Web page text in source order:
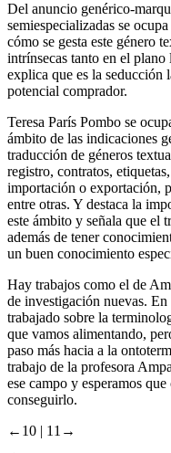
Del anuncio genérico-
semiespecializadas se
cómo se gesta este género
intrínsecas tanto en el
explica que es la seducción
potencial comprador.
Teresa París Pombo se
ámbito de las indicaciones
traducción de géneros
registro, contratos,
importación o exportación,
entre otras. Y destaca la
este ámbito y señala que el
además de tener
un buen conocimiento
Hay trabajos como el de
de investigación nuevas.
trabajado sobre la
que vamos alimentando,
paso más hacia a la
trabajo de la profesora
ese campo y esperamos
conseguirlo.
←10 | 11→